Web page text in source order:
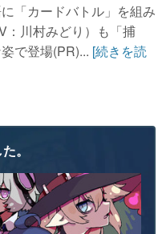
「カードバトル」を組み
：川村みどり）も「捕
で登場(PR)... [続きを読
。